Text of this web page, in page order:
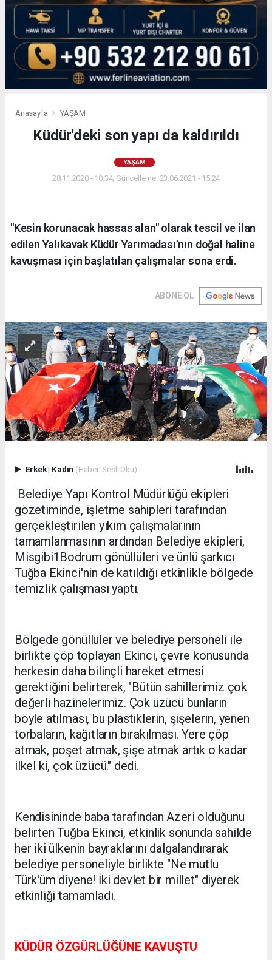
Anasayfa YAŞAM
Küdür'deki son yapı da kaldırıldı
YAŞAM
28.11.2020 - 10:34, Güncelleme: 23.06.2021 - 15:24
"Kesin korunacak hassas alan" olarak tescil ve ilan
edilen Yalıkavak Küdür Yarımadası’nın doğal haline
kavuşması için başlatılan çalışmalar sona erdi.
ABONE OL
Erkek| Kadın (Haberi Sesli Oku)
Belediye Yapı Kontrol Müdürlüğü ekipleri
gözetiminde, işletme sahipleri tarafından
gerçekleştirilen yıkım çalışmalarının
tamamlanmasının ardından Belediye ekipleri,
Misgibi1Bodrum gönüllüleri ve ünlü şarkıcı
Tuğba Ekinci'nin de katıldığı etkinlikle bölgede
temizlik çalışması yaptı.
Bölgede gönüllüler ve belediye personeli ile
birlikte çöp toplayan Ekinci, çevre konusunda
herkesin daha bilinçli hareket etmesi
gerektiğini belirterek, "Bütün sahillerimiz çok
değerli hazinelerimiz. Çok üzücü bunların
böyle atılması, bu plastiklerin, şişelerin, yenen
torbaların, kağıtların bırakılması. Yere çöp
atmak, poşet atmak, şişe atmak artık o kadar
ilkel ki, çok üzücü." dedi.
Kendisininde baba tarafından Azeri olduğunu
belirten Tuğba Ekinci, etkinlik sonunda sahilde
her iki ülkenin bayraklarını dalgalandırarak
belediye personeliyle birlikte "Ne mutlu
Türk'üm diyene! İki devlet bir millet" diyerek
etkinliği tamamladı.
KÜDÜR ÖZGÜRLÜĞÜNE KAVUŞTU